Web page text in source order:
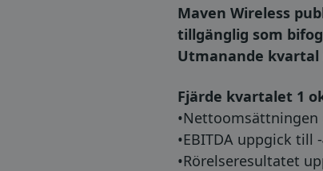
Maven Wireless
tillgänglig som
Utmanande
Fjärde kvartalet 1
•Nettoomsättningen
•EBITDA uppgick till
•Rörelseresultatet